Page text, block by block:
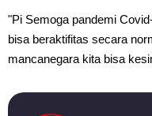
"Pi Semoga pandemi
bisa beraktifitas secara
mancanegara kita bisa